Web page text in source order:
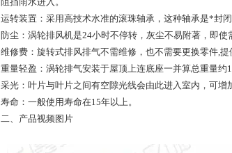
运转装置：采用高技术水准的滚珠轴承，这种轴承是*封
防尘：涡轮排风机是24小时不停转，灰尘不易附著，即使
维修费：旋转式排风排气不需维修，也不需要更换零件,
重量轻盈：涡轮排气安装于屋顶上连底座一并算总重量约
采光：叶片与叶片之间有空隙光线会由此进入室内，可增
寿命：一般使用寿命在15年以上。
二、产品视频图片